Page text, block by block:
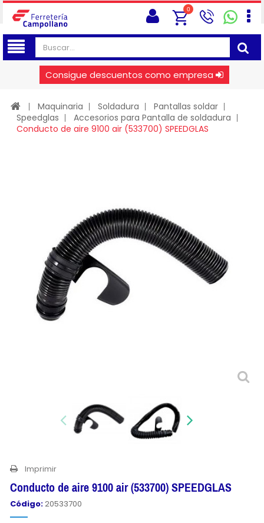
0
Consigue descuentos como empresa
Maquinaria Soldadura
Pantallas soldar
Speedglas
Accesorios para Pantalla de soldadura
Conducto de aire 9100 air (533700) SPEEDGLAS
Imprimir
Conducto de aire 9100 air (533700) SPEEDGLAS
Código:20533700